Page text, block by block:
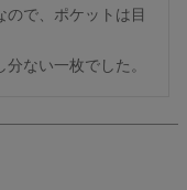
で、ポケットは目
ない一枚でした。